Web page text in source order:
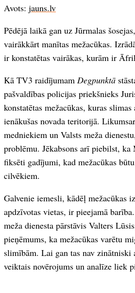
Avots: jauns.lv
Pēdējā laikā gan uz Jūrmalas
vairākkārt manītas mežacūkas.
ir konstatētas vairākas, kurām ir
Kā TV3 raidījumam Degpunktā
pašvaldības policijas priekšnieks
konstatētas mežacūkas, kuras
ienākušas novada teritorijā.
medniekiem un Valsts meža
problēmu. Jēkabsons arī piebilst, ka
fiksēti gadījumi, kad mežacūkas
cilvēkiem.
Galvenie iemesli, kādēļ mežacūkas
apdzīvotas vietas, ir pieejamā
meža dienesta pārstāvis Valters
pieņēmums, ka mežacūkas varētu
slimībām. Lai gan tas nav zinātniski
veiktais novērojums un analīze liek